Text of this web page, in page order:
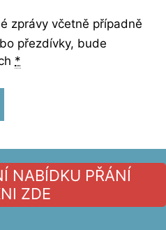
zprávy včetně případně
přezdívky, bude
*
NABÍDKU PŘÁNÍ
ZDE